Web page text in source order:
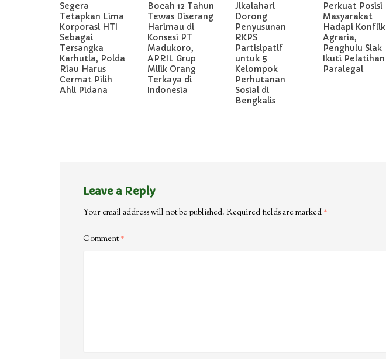
Segera
Tetapkan Lima
Korporasi HTI
Sebagai
Tersangka
Karhutla, Polda
Riau Harus
Cermat Pilih
Ahli Pidana
Bocah 12 Tahun
Tewas Diserang
Harimau di
Konsesi PT
Madukoro,
APRIL Grup
Milik Orang
Terkaya di
Indonesia
Jikalahari
Dorong
Penyusunan
RKPS
Partisipatif
untuk 5
Kelompok
Perhutanan
Sosial di
Bengkalis
Perkuat Posisi
Masyarakat
Hadapi Konflik
Agraria,
Penghulu Siak
Ikuti Pelatihan
Paralegal
Leave a Reply
Your email address will not be published. Required fields are marked *
Comment*